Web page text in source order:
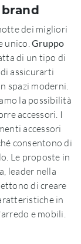
dei migliori
unico.Gruppo
di un tipo di
assicurarti
spazi moderni.
la possibilità
accessori. I
accessori
consentono di
Le proposte in
leader nella
di creare
in
e mobili.